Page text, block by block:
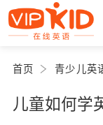
首页 青少儿英
儿童如何学